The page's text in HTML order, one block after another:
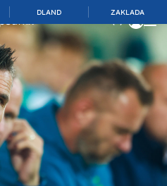
DLAND ZAKLADA